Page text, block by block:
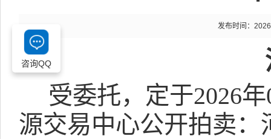
发布时间：
受委托，定于2026年
源交易中心公开拍卖
咨询QQ